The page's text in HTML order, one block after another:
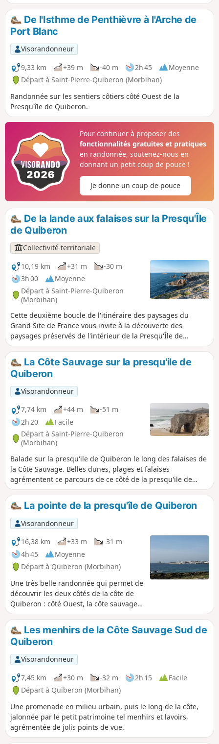
plages pour se baigner et de nombreux bars et restaurants
pour se rafraichir et se restaurer. La côte sauvage, à l'Ouest,
porte bien son nom avec ses découpages rocheux, ses
multiples petites criques, ainsi que sa faune et sa flore à
préserver (zone de nidification d'espèces d'oiseaux rares en
Bretagne).
De l'Isthme de Penthièvre à l'Arche de
Port Blanc
Visorandonneur
9,33 km
+39 m -40 m 2h 45
Moyenne
Départ à Saint-Pierre-Quiberon (Morbihan)
Randonnée sur les sentiers côtiers côté Ouest de la
Presqu'île de Quiberon.
Pour continuer à proposer des
fonctionnalités gratuites et pratiques
en randonnée, soutenez-nous en
donnant un petit coup de pouce !
Je donne un coup de pouce
De la lande aux falaises sur la Presqu'Île
de Quiberon
Collectivité territoriale
10,19 km
+31 m
-30 m
3h 00
Moyenne
Départ à Saint-Pierre-Quiberon
(Morbihan)
Cette deuxième boucle de l'itinéraire des paysages du
Grand Site de France vous invite à la découverte des
paysages préservés de l'intérieur de la Presqu'Île de
Quiberon, pour finir sur l'exceptionnelle côte sauvage. Tout
au long de ces 10 km de balade, une hirondelle de rivage
blanche vous guidera sur le bon chemin. Retrouvez les
points d’arrêt illustrés en cliquant sur le lien dans
"informations pratiques".
La Côte Sauvage sur la presqu'ile de
Quiberon
Visorandonneur
7,74 km
+44 m
-51 m
2h 20
Facile
Départ à Saint-Pierre-Quiberon
(Morbihan)
Balade sur la presqu'ile de Quiberon le long des falaises de
la Côte Sauvage. Belles dunes, plages et falaises
agrémentent ce parcours de ce côté de la presqu'ile de
Quiberon où la puissance de la mer s'exprime pleinement.
La pointe de la presqu'île de Quiberon
Visorandonneur
16,38 km
+33 m
-31 m
4h 45
Moyenne
Départ à Quiberon (Morbihan)
Une très belle randonnée qui permet de
découvrir les deux côtés de la côte de
Quiberon : côté Ouest, la côte sauvage,
côté Est la baie. Traversée de la grande
plage puis retour par Port Haliguen.
Après la grande plage, passer devant le
centre de Thalassothérapie et aller
jusqu'à la pointe du Conguel où, par
beau temps, on peut apercevoir au delà
du phare de la Teignouse les îles de
Houat et Hoedic.
Les menhirs de la Côte Sauvage Sud de
Quiberon
Visorandonneur
7,45 km
+30 m -32 m 2h 15
Facile
Départ à Quiberon (Morbihan)
Une promenade en milieu urbain, puis le long de la côte,
jalonnée par le petit patrimoine tel menhirs et lavoirs,
agrémentée de jolis points de vue.